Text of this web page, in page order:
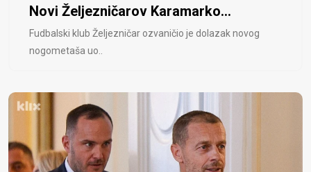
Novi Željezničarov Karamarko...
Fudbalski klub Željezničar ozvaničio je dolazak novog
nogometaša uo..